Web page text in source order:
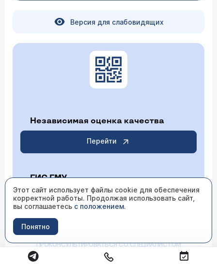
Версия для слабовидящих
Независимая оценка качества
Перейти
ГИС ГМУ
Перейти
ИМЕЮТСЯ ПРОТИВОПОКАЗАНИЯ НЕОБХОДИМО
ПРОКОНСУЛЬТИРОВАТЬСЯ СО СПЕЦИАЛИСТОМ
Этот сайт использует файлы cookie для обеспечения
корректной работы. Продолжая использовать сайт,
вы соглашаетесь с положением.
Понятно